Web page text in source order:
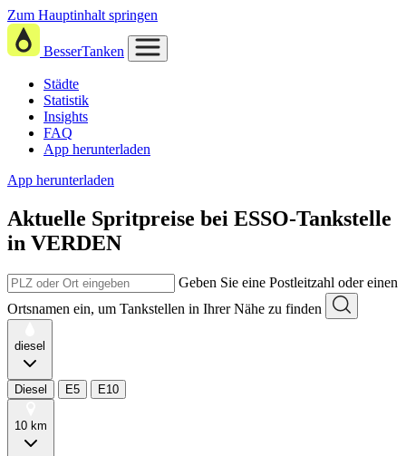
Zum Hauptinhalt springen
BesserTanken
Städte
Statistik
Insights
FAQ
App herunterladen
App herunterladen
Aktuelle Spritpreise bei ESSO-Tankstelle
in VERDEN
Geben Sie eine Postleitzahl oder einen
Ortsnamen ein, um Tankstellen in Ihrer Nähe zu finden
diesel
Diesel E5 E10
10 km